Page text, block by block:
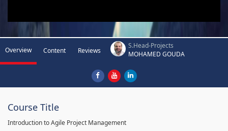
Overview Content Reviews
S.Head-Projects
MOHAMED GOUDA
Course Title
Introduction to Agile Project Management